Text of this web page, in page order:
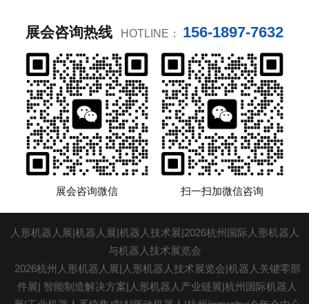
展会咨询热线 HOTLINE： 156-1897-7632
展会咨询微信 扫一扫加微信咨询
人形机器人展|机器人展|机器人技术展|2026杭州国际人形机器人
与机器人技术展览会
2026杭州人形机器人展|人形机器人技术展览会|机器人关键零部
件展| 智能制造解决方案|人形机器人产业链展|杭州国际机器人